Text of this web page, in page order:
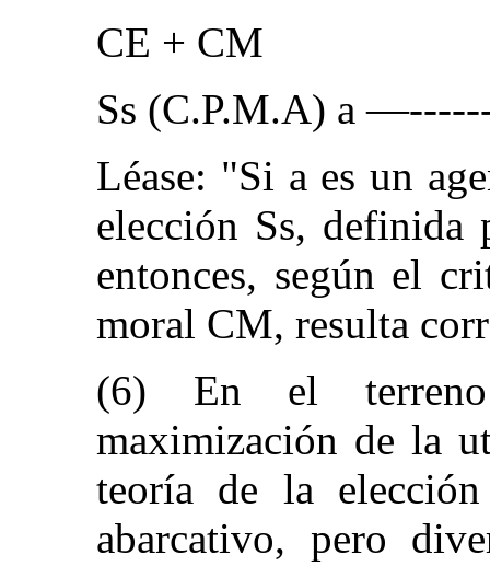
CE + CM
Ss (C.P.M.A) a
Léase: "Si a es un
elección Ss,
entonces, según el
moral CM, resulta
(6) En el
maximización de la
teoría de la
abarcativo, pero